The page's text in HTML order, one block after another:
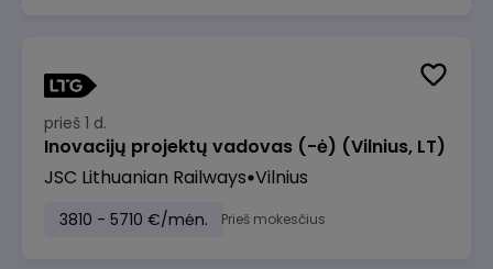
prieš 1 d.
Inovacijų projektų vadovas (-ė) (Vilnius, LT)
JSC Lithuanian Railways Vilnius
3810 - 5710 €/mėn. Prieš mokesčius